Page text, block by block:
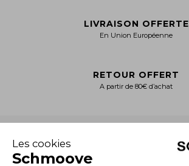
LIVRAISON OFFERTE
En Union Européenne
RETOUR OFFERT
A partir de 80€ d’achat
NOTRE CATALOGUE
Collection Homme